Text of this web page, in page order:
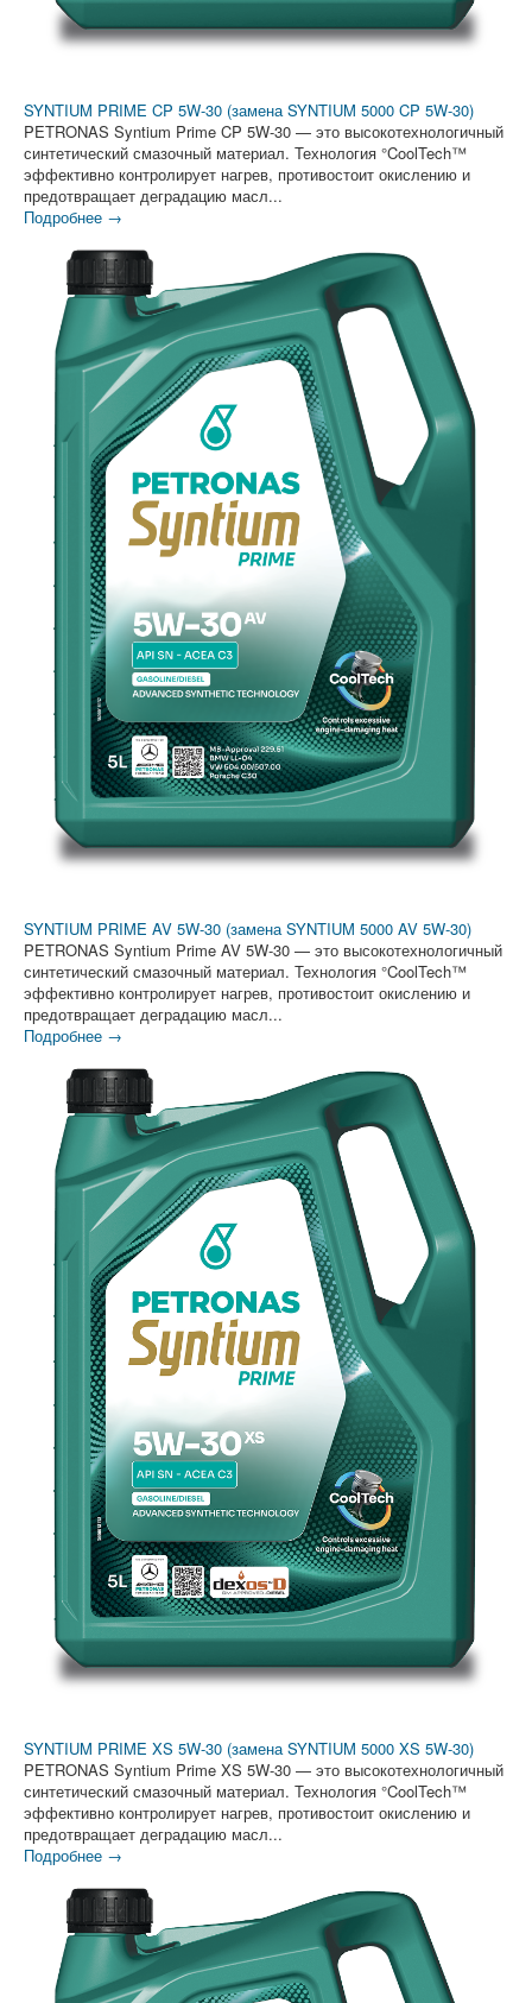
SYNTIUM PRIME CP 5W-30 (замена SYNTIUM 5000 CP 5W-30)
PETRONAS Syntium Prime CP 5W-30 — это высокотехнологичный
синтетический смазочный материал. Технология °CoolTech™
эффективно контролирует нагрев, противостоит окислению и
предотвращает деградацию масл...
Подробнее →
SYNTIUM PRIME AV 5W-30 (замена SYNTIUM 5000 AV 5W-30)
PETRONAS Syntium Prime AV 5W-30 — это высокотехнологичный
синтетический смазочный материал. Технология °CoolTech™
эффективно контролирует нагрев, противостоит окислению и
предотвращает деградацию масл...
Подробнее →
SYNTIUM PRIME XS 5W-30 (замена SYNTIUM 5000 XS 5W-30)
PETRONAS Syntium Prime XS 5W-30 — это высокотехнологичный
синтетический смазочный материал. Технология °CoolTech™
эффективно контролирует нагрев, противостоит окислению и
предотвращает деградацию масл...
Подробнее →